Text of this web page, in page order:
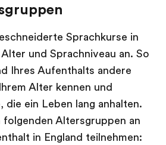
Sprachkurse in
und Sprachniveau an. So
Ihres Aufenthalts andere
Alter kennen und
die ein Leben lang anhalten.
folgenden Altersgruppen an
in England teilnehmen: